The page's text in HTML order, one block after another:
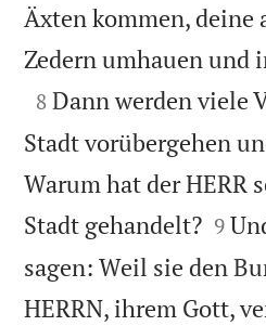
Äxten kommen, deine
Zedern umhauen und

8 Dann werden viele
Stadt vorübergehen
Warum hat der HERR
Stadt gehandelt?
9
sagen: Weil sie den
HERRN, ihrem Gott,